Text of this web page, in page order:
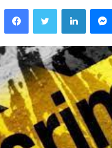
FacebookTwitter